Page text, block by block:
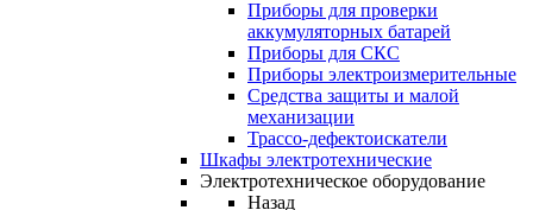
Приборы для проверки
аккумуляторных батарей
Приборы для СКС
Приборы электроизмерительные
Средства защиты и малой
механизации
Трассо-дефектоискатели
Шкафы электротехнические
Электротехническое оборудование
Назад